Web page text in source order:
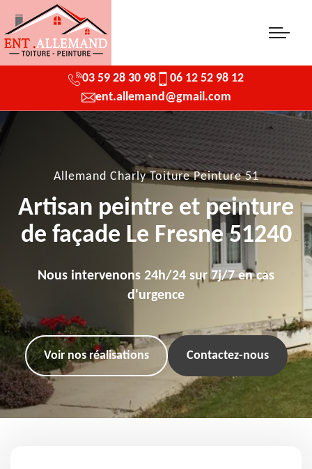
03 59 28 30 98
06 12 52 98 12
ent.allemand@gmail.com
Allemand Charly Toiture Peinture 51
Artisan peintre et peinture
de façade Le Fresne 51240
Nous intervenons 24h/24 sur 7j/7 en cas
d'urgence
Voir nos réalisations Contactez-nous